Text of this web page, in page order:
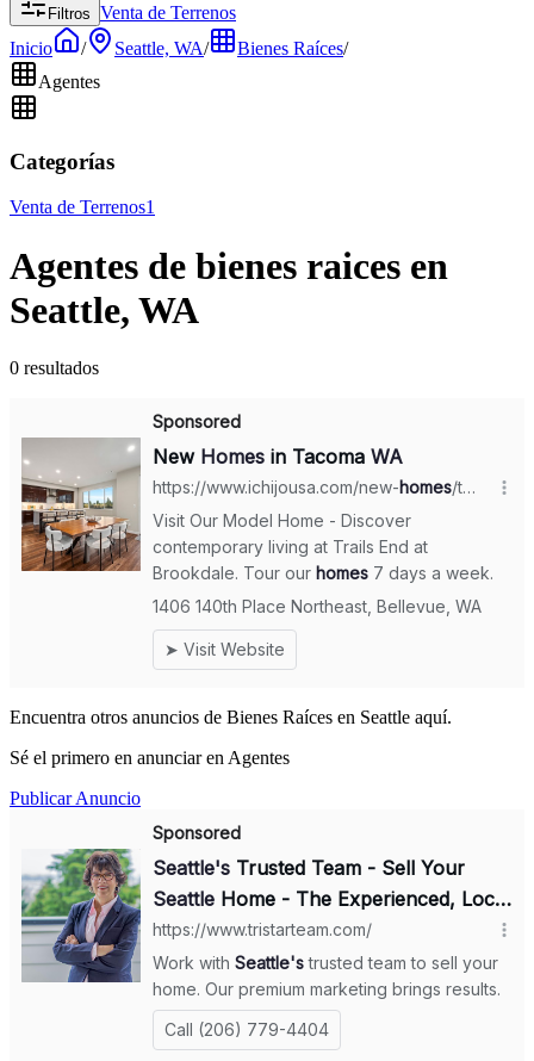
Filtros Venta de Terrenos
Inicio
/ Seattle, WA/ Bienes Raíces/
Agentes
Categorías
Venta de Terrenos1
Agentes de bienes raices en
Seattle, WA
0 resultados
Encuentra otros anuncios de Bienes Raíces en Seattle aquí.
Sé el primero en anunciar en Agentes
Publicar Anuncio